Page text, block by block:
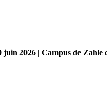
2026 | Campus de Zahle